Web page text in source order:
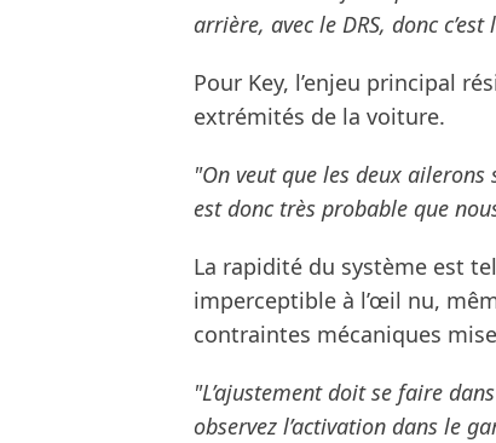
arrière, avec le DRS, donc
Pour Key, l’enjeu principal
extrémités de la voiture.
"On veut que les deux
est donc très probable que
La rapidité du système est
imperceptible à l’œil nu,
contraintes mécaniques
"L’ajustement doit se faire
observez l’activation dans le